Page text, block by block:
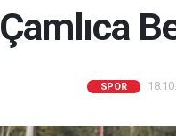
Çamlıca
SPOR